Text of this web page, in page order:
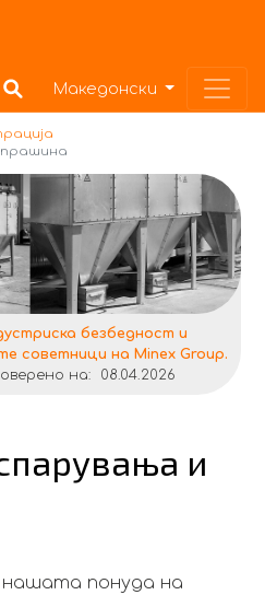
Македонски
прашина
и
безбедност и
советници на Minex Group.
на:
08.04.2026
понуда на